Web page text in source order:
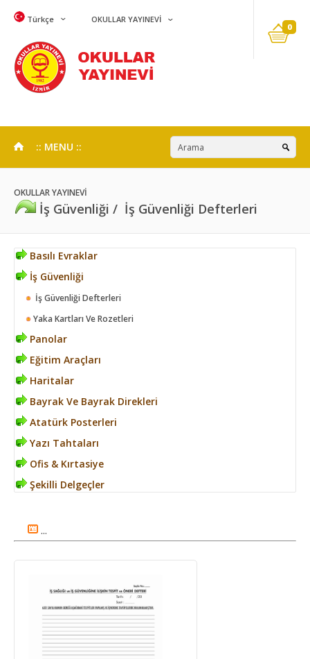
0
Türkçe OKULLAR YAYINEVİ
:: MENU ::
OKULLAR YAYINEVİ
İş Güvenliği / İş Güvenliği Defterleri
Basılı Evraklar
İş Güvenliği
İş Güvenliği Defterleri
Yaka Kartları Ve Rozetleri
Panolar
Eğitim Araçları
Haritalar
Bayrak Ve Bayrak Direkleri
Atatürk Posterleri
Yazı Tahtaları
Ofis & Kırtasiye
Şekilli Delgeçler
...